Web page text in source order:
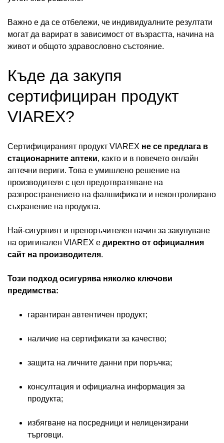
Важно е да се отбележи, че индивидуалните резултати
могат да варират в зависимост от възрастта, начина на
живот и общото здравословно състояние.
Къде да закупя
сертифициран продукт
VIAREX?
Сертифицираният продукт VIAREX не се предлага в
стационарните аптеки, както и в повечето онлайн
аптечни вериги. Това е умишлено решение на
производителя с цел предотвратяване на
разпространението на фалшификати и неконтролирано
съхранение на продукта.
Най-сигурният и препоръчителен начин за закупуване
на оригинален VIAREX е директно от официалния
сайт на производителя.
Този подход осигурява няколко ключови
предимства:
гарантиран автентичен продукт;
наличие на сертификати за качество;
защита на личните данни при поръчка;
консултация и официална информация за
продукта;
избягване на посредници и нелицензирани
търговци.